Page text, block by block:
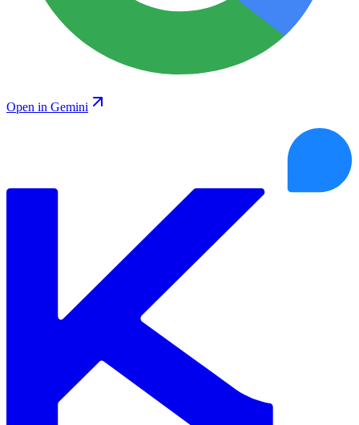
Open in Gemini